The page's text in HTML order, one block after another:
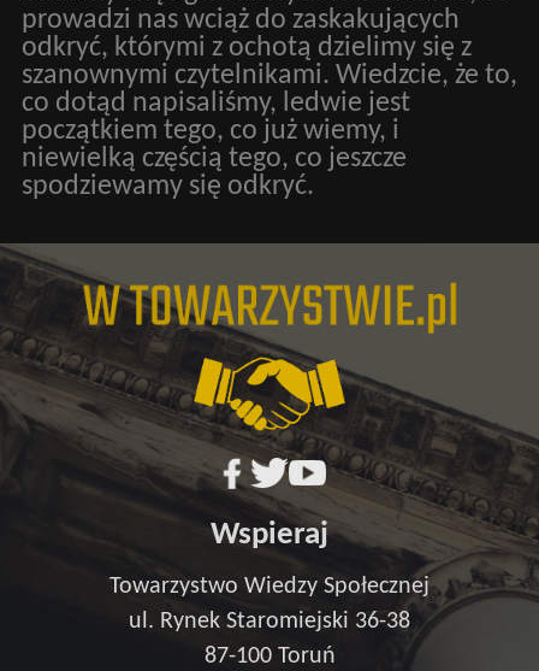
prowadzi nas wciąż do zaskakujących
odkryć, którymi z ochotą dzielimy się z
szanownymi czytelnikami. Wiedzcie, że to,
co dotąd napisaliśmy, ledwie jest
początkiem tego, co już wiemy, i
niewielką częścią tego, co jeszcze
spodziewamy się odkryć.
Wspieraj
Towarzystwo Wiedzy Społecznej
ul. Rynek Staromiejski 36-38
87-100 Toruń